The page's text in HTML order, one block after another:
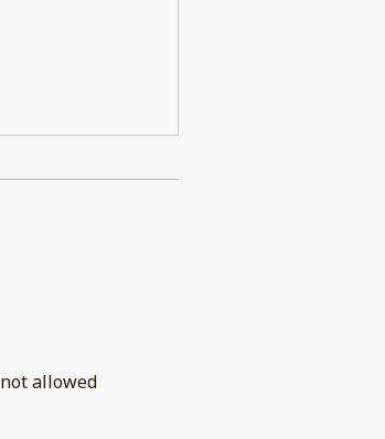
not allowed